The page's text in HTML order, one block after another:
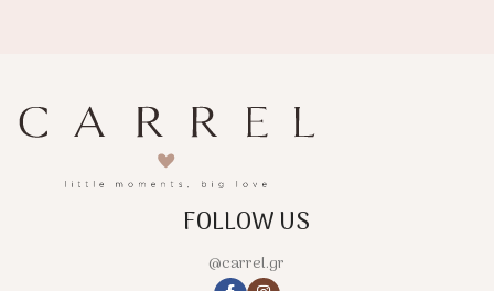
FOLLOW US
@carrel.gr